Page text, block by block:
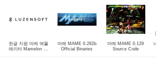
한글 지원 마메 에뮬
레이터 Mamelon A-
마메 MAME 0.282b
Official Binaries
마메 MAME 0.129
Source Code